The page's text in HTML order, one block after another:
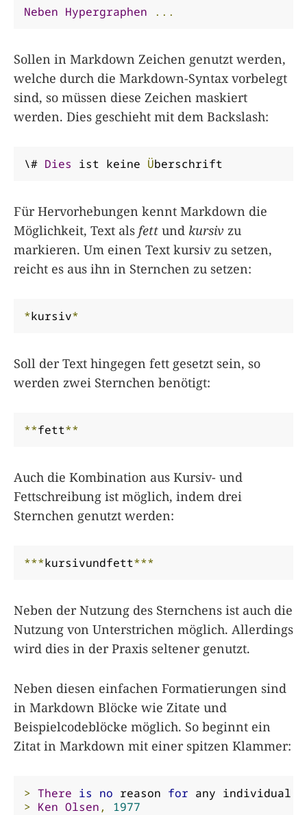
Neben Hypergraphen ...
Sollen in Markdown Zeichen genutzt werden,
welche durch die Markdown-Syntax vorbelegt
sind, so müssen diese Zeichen maskiert
werden. Dies geschieht mit dem Backslash:
\# Dies ist keine Überschrift
Für Hervorhebungen kennt Markdown die
Möglichkeit, Text als fett und kursiv zu
markieren. Um einen Text kursiv zu setzen,
reicht es aus ihn in Sternchen zu setzen:
*kursiv*
Soll der Text hingegen fett gesetzt sein, so
werden zwei Sternchen benötigt:
**fett**
Auch die Kombination aus Kursiv- und
Fettschreibung ist möglich, indem drei
Sternchen genutzt werden:
***kursivundfett***
Neben der Nutzung des Sternchens ist auch die
Nutzung von Unterstrichen möglich. Allerdings
wird dies in der Praxis seltener genutzt.
Neben diesen einfachen Formatierungen sind
in Markdown Blöcke wie Zitate und
Beispielcodeblöcke möglich. So beginnt ein
Zitat in Markdown mit einer spitzen Klammer:
> There is no reason for any individual
> Ken Olsen , 1977